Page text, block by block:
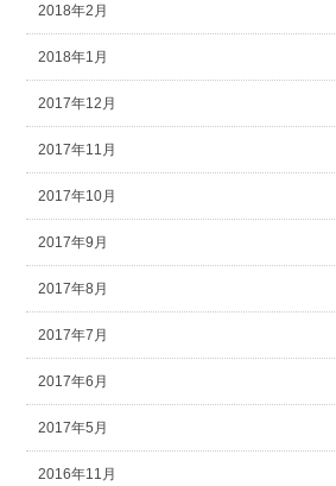
2018年2月
2018年1月
2017年12月
2017年11月
2017年10月
2017年9月
2017年8月
2017年7月
2017年6月
2017年5月
2016年11月